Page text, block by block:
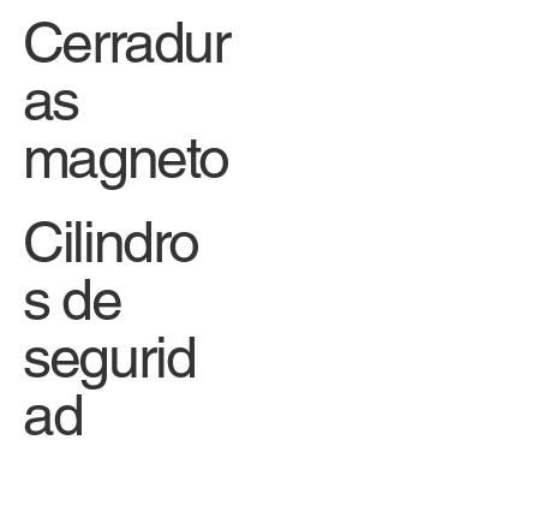
Cerradur
as
magneto
Cilindro
s de
segurid
ad